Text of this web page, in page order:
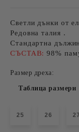
Светли дънки от
Редовна талия .
Стандартна
СЪСТАВ:98%
Размер дреха:
Таблица размери
25 26 27